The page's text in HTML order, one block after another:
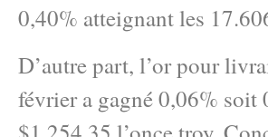
0,40% atteignant les
D’autre part, l’or pour
février a gagné 0,06% soit